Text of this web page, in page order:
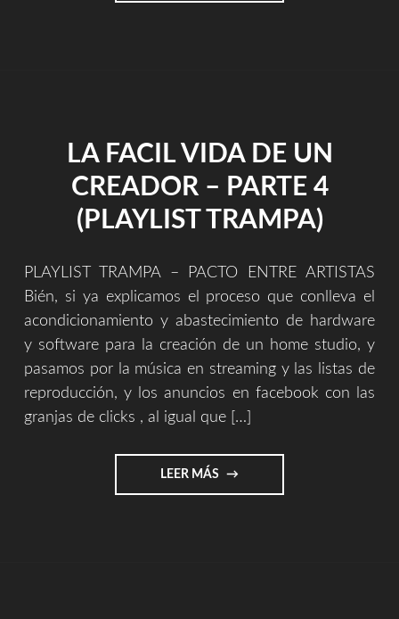
LA FACIL VIDA DE UN
CREADOR – PARTE 4
(PLAYLIST TRAMPA)
PLAYLIST TRAMPA – PACTO ENTRE ARTISTAS
Bién, si ya explicamos el proceso que conlleva el
acondicionamiento y abastecimiento de hardware
y software para la creación de un home studio, y
pasamos por la música en streaming y las listas de
reproducción, y los anuncios en facebook con las
granjas de clicks , al igual que […]
LEER MÁS "LA
FACIL